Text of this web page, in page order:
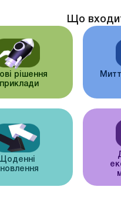
Що
рішення
приклади